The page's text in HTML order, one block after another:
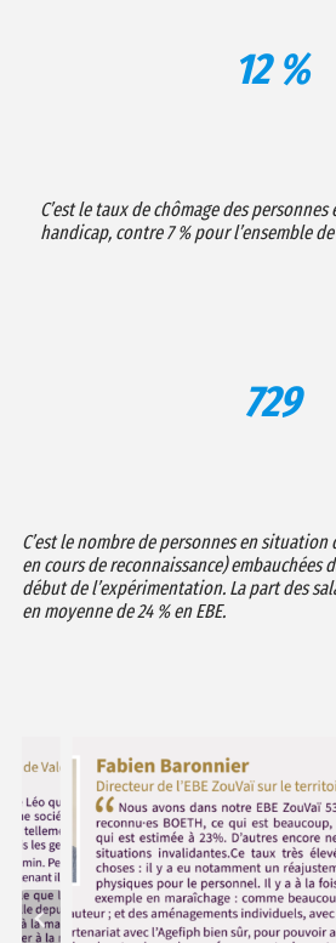
12 %
C’est le taux de chômage des
handicap, contre 7 % pour l’ensemble
729
C’est le nombre de personnes en
en cours de reconnaissance) embauchées
début de l’expérimentation. La part des
en moyenne de 24 % en EBE.